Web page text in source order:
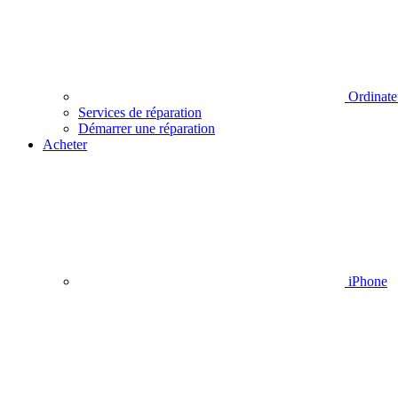
Services de réparation
Démarrer une réparation
Acheter
iPhone